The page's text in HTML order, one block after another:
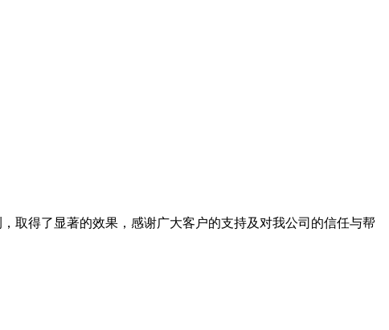
取得了显著的效果，感谢广大客户的支持及对我公司的信任与帮